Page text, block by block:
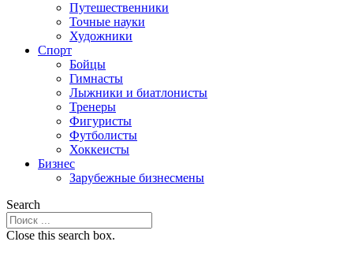
Путешественники
Точные науки
Художники
Спорт
Бойцы
Гимнасты
Лыжники и биатлонисты
Тренеры
Фигуристы
Футболисты
Хоккеисты
Бизнес
Зарубежные бизнесмены
Search
Close this search box.